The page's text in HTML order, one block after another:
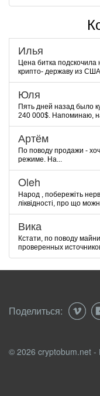
Илья
Цена битка подскочила
крипто- державу из
Юля
Пять дней назад было
240 000$. Напоминаю,
Артём
По поводу продажи -
режиме. На...
Oleh
Народ , побережіть
ліквідності, про що
Вика
Кстати, по поводу
проверенных
Поделиться:
© 2026 cryptobum.net -